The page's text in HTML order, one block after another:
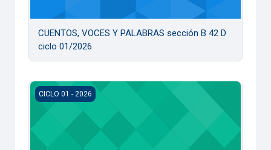
CUENTOS, VOCES Y PALABRAS sección B 42 D
ciclo 01/2026
CUENTOS, VOCES Y PALABRAS sección B 34 D ciclo 01/
CICLO 01 - 2026